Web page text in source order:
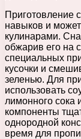
Приготовление
навыков и
кулинарами.
обжарив его на
специальных
кусочки и
зеленью. Для
использовать
лимонного сока
компоненты
однородной
время для